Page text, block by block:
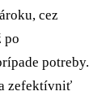
cez
po
potreby.
zefektívniť